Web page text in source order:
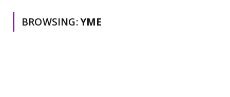
BROWSING:ΥΜΕ